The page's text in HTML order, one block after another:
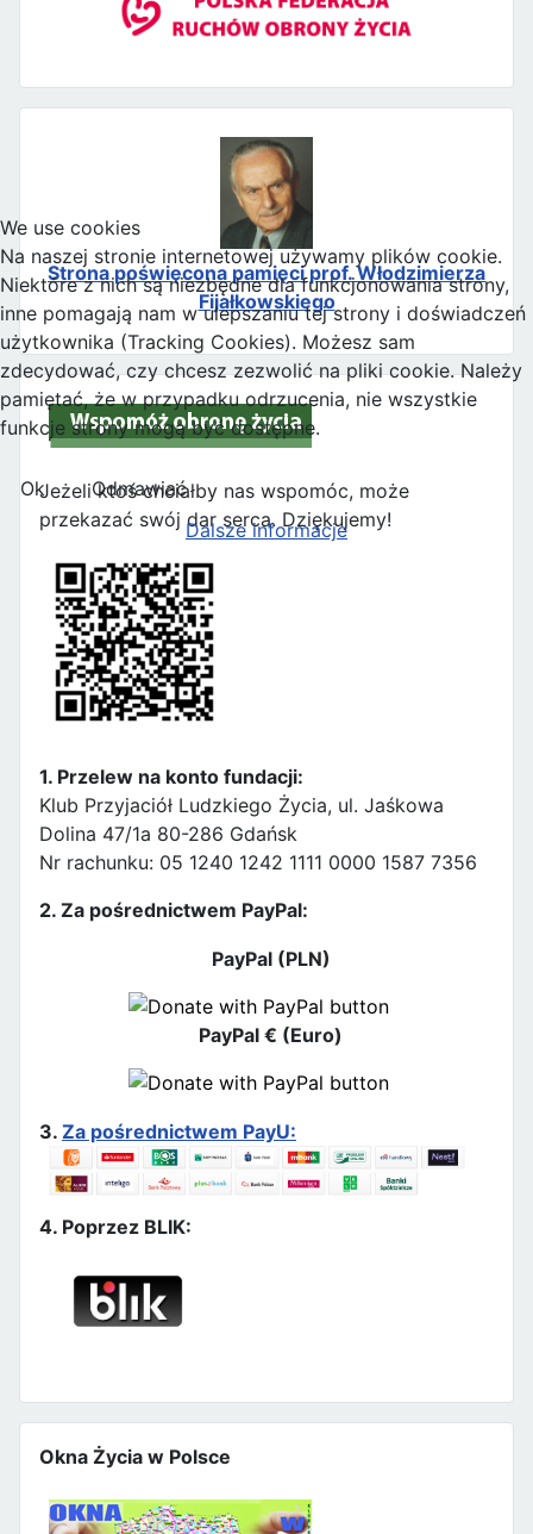
Strona poświęcona pamięci prof. Włodzimierza
Fijałkowskiego
Jeżeli ktoś chciałby nas wspomóc, może
przekazać swój dar serca. Dziękujemy!
1. Przelew na konto fundacji:
Klub Przyjaciół Ludzkiego Życia, ul. Jaśkowa
Dolina 47/1a 80-286 Gdańsk
Nr rachunku: 05 1240 1242 1111 0000 1587 7356
2. Za pośrednictwem PayPal:
PayPal (PLN)
PayPal € (Euro)
3. Za pośrednictwem PayU:
4. Poprzez BLIK:
Okna Życia w Polsce
We use cookies
Na naszej stronie internetowej używamy plików cookie.
Niektóre z nich są niezbędne dla funkcjonowania strony,
inne pomagają nam w ulepszaniu tej strony i doświadczeń
użytkownika (Tracking Cookies). Możesz sam
zdecydować, czy chcesz zezwolić na pliki cookie. Należy
pamiętać, że w przypadku odrzucenia, nie wszystkie
funkcje strony mogą być dostępne.
Ok
Odmawiać
Dalsze informacje